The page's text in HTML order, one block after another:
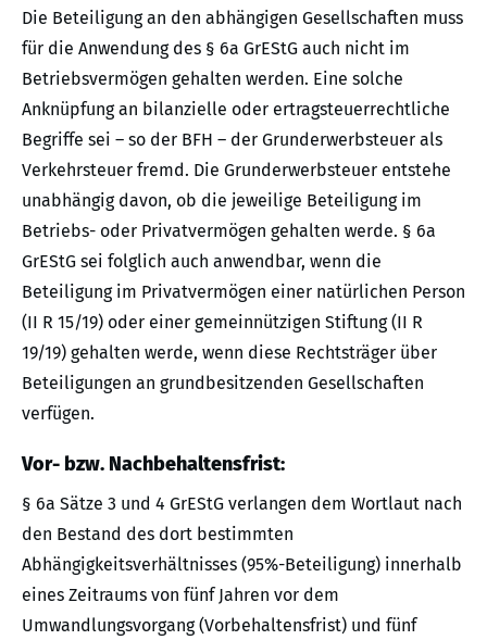
Die Beteiligung an den abhängigen Gesellschaften muss
für die Anwendung des § 6a GrEStG auch nicht im
Betriebsvermögen gehalten werden. Eine solche
Anknüpfung an bilanzielle oder ertragsteuerrechtliche
Begriffe sei – so der BFH – der Grunderwerbsteuer als
Verkehrsteuer fremd. Die Grunderwerbsteuer entstehe
unabhängig davon, ob die jeweilige Beteiligung im
Betriebs- oder Privatvermögen gehalten werde. § 6a
GrEStG sei folglich auch anwendbar, wenn die
Beteiligung im Privatvermögen einer natürlichen Person
(II R 15/19) oder einer gemeinnützigen Stiftung (II R
19/19) gehalten werde, wenn diese Rechtsträger über
Beteiligungen an grundbesitzenden Gesellschaften
verfügen.
Vor- bzw. Nachbehaltensfrist:
§ 6a Sätze 3 und 4 GrEStG verlangen dem Wortlaut nach
den Bestand des dort bestimmten
Abhängigkeitsverhältnisses (95%-Beteiligung) innerhalb
eines Zeitraums von fünf Jahren vor dem
Umwandlungsvorgang (Vorbehaltensfrist) und fünf